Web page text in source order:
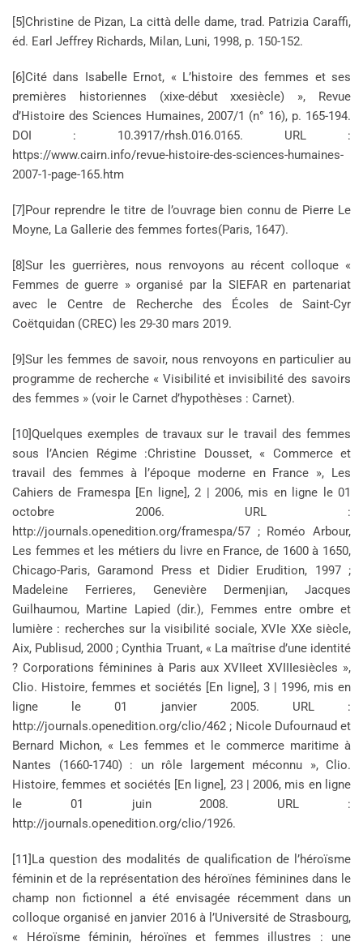
[5]Christine de Pizan, La città delle dame, trad. Patrizia Caraffi,
éd. Earl Jeffrey Richards, Milan, Luni, 1998, p. 150-152.
[6]Cité dans Isabelle Ernot, « L’histoire des femmes et ses
premières historiennes (xixe-début xxesiècle) », Revue
d’Histoire des Sciences Humaines, 2007/1 (n° 16), p. 165-194.
DOI : 10.3917/rhsh.016.0165. URL :
https://www.cairn.info/revue-histoire-des-sciences-humaines-
2007-1-page-165.htm
[7]Pour reprendre le titre de l’ouvrage bien connu de Pierre Le
Moyne, La Gallerie des femmes fortes(Paris, 1647).
[8]Sur les guerrières, nous renvoyons au récent colloque «
Femmes de guerre » organisé par la SIEFAR en partenariat
avec le Centre de Recherche des Écoles de Saint-Cyr
Coëtquidan (CREC) les 29-30 mars 2019.
[9]Sur les femmes de savoir, nous renvoyons en particulier au
programme de recherche « Visibilité et invisibilité des savoirs
des femmes » (voir le Carnet d’hypothèses : Carnet).
[10]Quelques exemples de travaux sur le travail des femmes
sous l’Ancien Régime :Christine Dousset, « Commerce et
travail des femmes à l’époque moderne en France », Les
Cahiers de Framespa [En ligne], 2 | 2006, mis en ligne le 01
octobre 2006. URL :
http://journals.openedition.org/framespa/57 ; Roméo Arbour,
Les femmes et les métiers du livre en France, de 1600 à 1650,
Chicago-Paris, Garamond Press et Didier Erudition, 1997 ;
Madeleine Ferrieres, Genevière Dermenjian, Jacques
Guilhaumou, Martine Lapied (dir.), Femmes entre ombre et
lumière : recherches sur la visibilité sociale, XVIe XXe siècle,
Aix, Publisud, 2000 ; Cynthia Truant, « La maîtrise d’une identité
? Corporations féminines à Paris aux XVIIeet XVIIIesiècles »,
Clio. Histoire‚ femmes et sociétés [En ligne], 3 | 1996, mis en
ligne le 01 janvier 2005. URL :
http://journals.openedition.org/clio/462 ; Nicole Dufournaud et
Bernard Michon, « Les femmes et le commerce maritime à
Nantes (1660-1740) : un rôle largement méconnu », Clio.
Histoire‚ femmes et sociétés [En ligne], 23 | 2006, mis en ligne
le 01 juin 2008. URL :
http://journals.openedition.org/clio/1926.
[11]La question des modalités de qualification de l’héroïsme
féminin et de la représentation des héroïnes féminines dans le
champ non fictionnel a été envisagée récemment dans un
colloque organisé en janvier 2016 à l’Université de Strasbourg,
« Héroïsme féminin, héroïnes et femmes illustres : une